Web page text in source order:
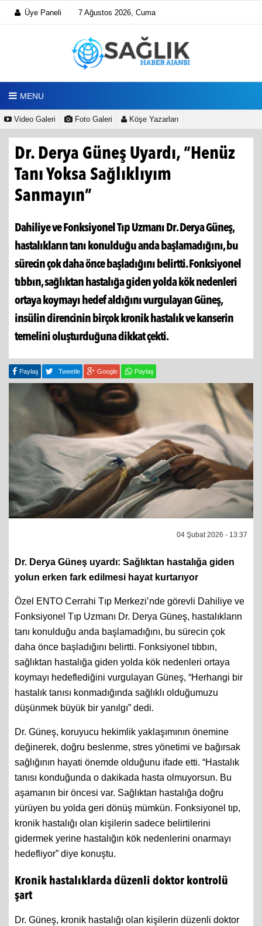
Üye Paneli 7 Ağustos 2026, Cuma
MENU
Video Galeri Foto Galeri Köşe Yazarları
Dr. Derya Güneş Uyardı, “Henüz
Tanı Yoksa Sağlıklıyım
Sanmayın”
Dahiliye ve Fonksiyonel Tıp Uzmanı Dr. Derya Güneş,
hastalıkların tanı konulduğu anda başlamadığını, bu
sürecin çok daha önce başladığını belirtti. Fonksiyonel
tıbbın, sağlıktan hastalığa giden yolda kök nedenleri
ortaya koymayı hedef aldığını vurgulayan Güneş,
insülin direncinin birçok kronik hastalık ve kanserin
temelini oluşturduğuna dikkat çekti.
Paylaş Tweetle Google Paylaş
04 Şubat 2026 - 13:37
Dr. Derya Güneş uyardı: Sağlıktan hastalığa giden
yolun erken fark edilmesi hayat kurtarıyor
Özel ENTO Cerrahi Tıp Merkezi’nde görevli Dahiliye ve
Fonksiyonel Tıp Uzmanı Dr. Derya Güneş, hastalıkların
tanı konulduğu anda başlamadığını, bu sürecin çok
daha önce başladığını belirtti. Fonksiyonel tıbbın,
sağlıktan hastalığa giden yolda kök nedenleri ortaya
koymayı hedeflediğini vurgulayan Güneş, “Herhangi bir
hastalık tanısı konmadığında sağlıklı olduğumuzu
düşünmek büyük bir yanılgı” dedi.
Dr. Güneş, koruyucu hekimlik yaklaşımının önemine
değinerek, doğru beslenme, stres yönetimi ve bağırsak
sağlığının hayati önemde olduğunu ifade etti. “Hastalık
tanısı konduğunda o dakikada hasta olmuyorsun. Bu
aşamanın bir öncesi var. Sağlıktan hastalığa doğru
yürüyen bu yolda geri dönüş mümkün. Fonksiyonel tıp,
kronik hastalığı olan kişilerin sadece belirtilerini
gidermek yerine hastalığın kök nedenlerini onarmayı
hedefliyor” diye konuştu.
Kronik hastalıklarda düzenli doktor kontrolü
şart
Dr. Güneş, kronik hastalığı olan kişilerin düzenli doktor